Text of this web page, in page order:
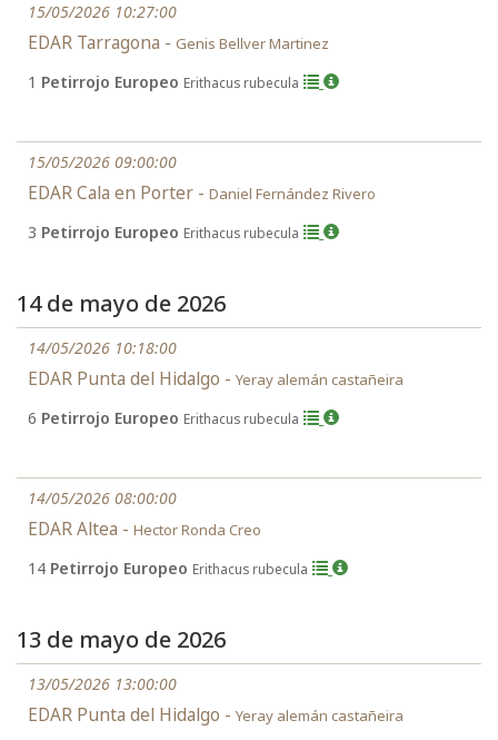
15/05/2026 10:27:00
EDAR Tarragona - Genis Bellver Martinez
1 Petirrojo Europeo Erithacus rubecula
15/05/2026 09:00:00
EDAR Cala en Porter - Daniel Fernández Rivero
3 Petirrojo Europeo Erithacus rubecula
14 de mayo de 2026
14/05/2026 10:18:00
EDAR Punta del Hidalgo - Yeray alemán castañeira
6 Petirrojo Europeo Erithacus rubecula
14/05/2026 08:00:00
EDAR Altea - Hector Ronda Creo
14 Petirrojo Europeo Erithacus rubecula
13 de mayo de 2026
13/05/2026 13:00:00
EDAR Punta del Hidalgo - Yeray alemán castañeira